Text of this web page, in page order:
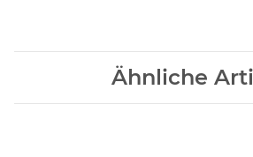
Ähnliche